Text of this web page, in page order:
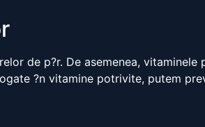
de p?r. De asemenea, vitaminele
?n vitamine potrivite, putem